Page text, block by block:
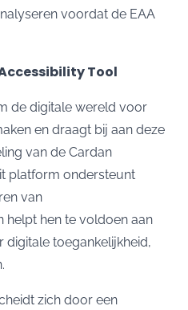
voordat de EAA
Tool
de digitale wereld voor
en draagt bij aan deze
van de Cardan
platform ondersteunt
van
helpt hen te voldoen aan
toegankelijkheid,
zich door een